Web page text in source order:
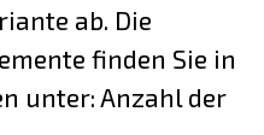
ab. Die
finden Sie in
unter: Anzahl der